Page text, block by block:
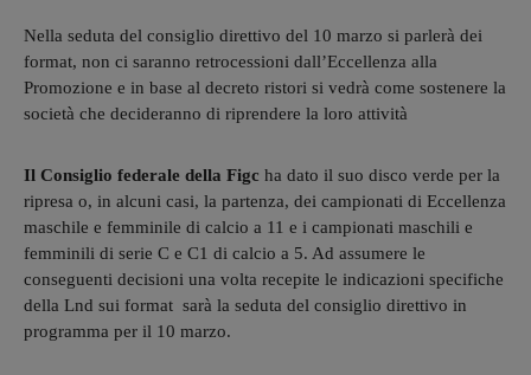
Nella seduta del consiglio direttivo del 10 marzo si parlerà dei
format, non ci saranno retrocessioni dall’Eccellenza alla
Promozione e in base al decreto ristori si vedrà come sostenere la
società che decideranno di riprendere la loro attività
Il Consiglio federale della Figc ha dato il suo disco verde per la
ripresa o, in alcuni casi, la partenza, dei campionati di Eccellenza
maschile e femminile di calcio a 11 e i campionati maschili e
femminili di serie C e C1 di calcio a 5. Ad assumere le
conseguenti decisioni una volta recepite le indicazioni specifiche
della Lnd sui format sarà la seduta del consiglio direttivo in
programma per il 10 marzo.